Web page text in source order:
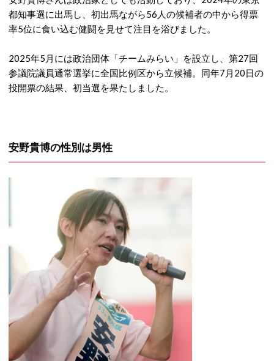
都知事選に出馬し、初出馬ながら56人の候補者の中から得票
率5位に食い込む健闘を見せて注目を浴びました。
2025年5月には政治団体「チームみらい」を設立し、第27回
参議院議員通常選挙に全国比例区から立候補。同年7月20日の
投開票の結果、初当選を果たしました。
安野貴博の性別は男性